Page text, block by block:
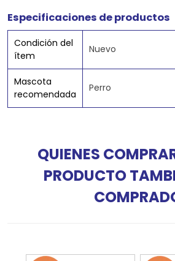
Especificaciones de productos
Condición del
ítem
Nuevo
Mascota
recomendada
Perro
QUIENES
PRODUCTO